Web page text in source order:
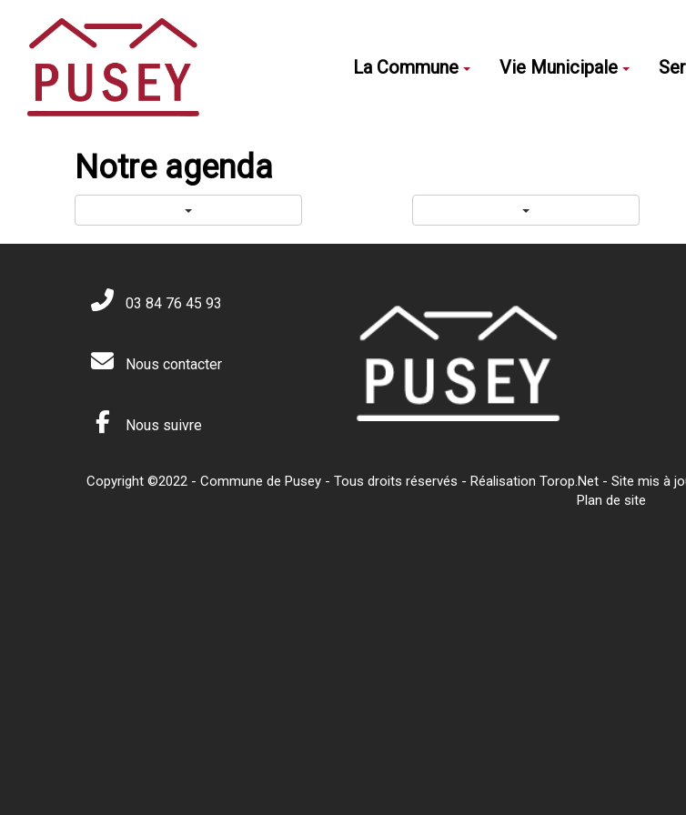
La Commune Vie Municipale
Notre agenda
03 84 76 45 93
Nous contacter
Nous suivre
Copyright ©2022 - Commune de Pusey - Tous droits réservés - Réalisation Torop.Net - Site mis à
Plan de site